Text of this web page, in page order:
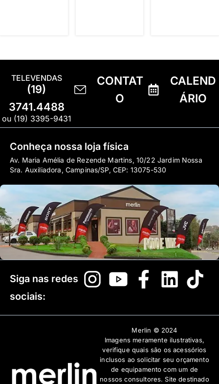
TELEVENDAS
(19)
3741.4488
ou (19) 3395-9431
CONTAT
O
CALEND
ÁRIO
Conheça nossa loja física
Av. Maria Amélia de Rezende Martins, 10/22 Jardim Nossa
Sra. Auxiliadora, Campinas/SP, CEP: 13075-530
Siga nas redes
sociais:
Merlin © 2024
Imagens meramente ilustrativas,
verifique quais são os acessórios
inclusos ao solicitar seu orçamento
de equipamento com um de
nossos consultores. Site destinado